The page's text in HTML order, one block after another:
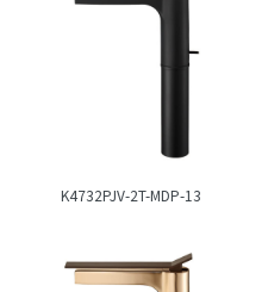
K4732PJV-2T-MDP-13